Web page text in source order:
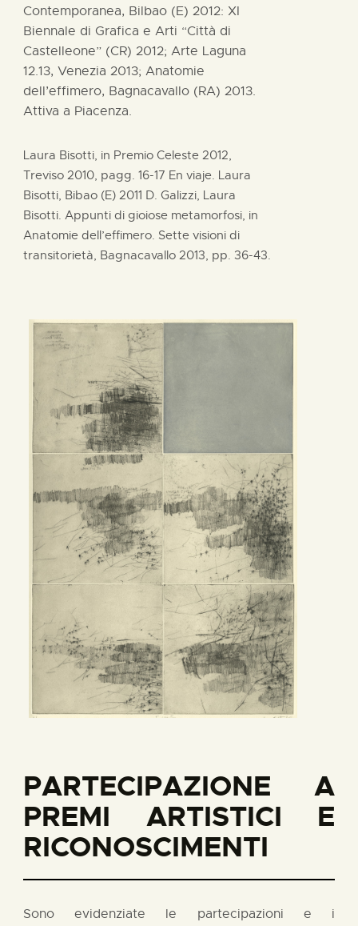
Contemporanea, Bilbao (E) 2012: XI
Biennale di Grafica e Arti “Città di
Castelleone” (CR) 2012; Arte Laguna
12.13, Venezia 2013; Anatomie
dell’effimero, Bagnacavallo (RA) 2013.
Attiva a Piacenza.
Laura Bisotti, in Premio Celeste 2012,
Treviso 2010, pagg. 16-17 En viaje. Laura
Bisotti, Bibao (E) 2011 D. Galizzi, Laura
Bisotti. Appunti di gioiose metamorfosi, in
Anatomie dell’effimero. Sette visioni di
transitorietà, Bagnacavallo 2013, pp. 36-43.
PARTECIPAZIONE A
PREMI ARTISTICI E
RICONOSCIMENTI
Sono evidenziate le partecipazioni e i